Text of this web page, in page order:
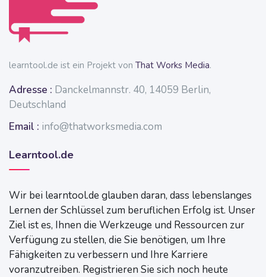
learntool.de ist ein Projekt von That Works Media.
Adresse : Danckelmannstr. 40, 14059 Berlin,
Deutschland
Email : info@thatworksmedia.com
Learntool.de
Wir bei learntool.de glauben daran, dass lebenslanges
Lernen der Schlüssel zum beruflichen Erfolg ist. Unser
Ziel ist es, Ihnen die Werkzeuge und Ressourcen zur
Verfügung zu stellen, die Sie benötigen, um Ihre
Fähigkeiten zu verbessern und Ihre Karriere
voranzutreiben. Registrieren Sie sich noch heute